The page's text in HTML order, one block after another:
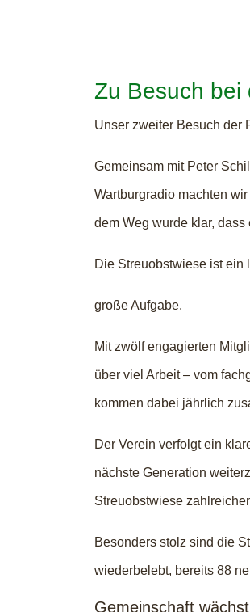
Zu Besuch bei
Unser zweiter Besuch der
Gemeinsam mit Peter
Wartburgradio machten
dem Weg wurde klar,
Die Streuobstwiese ist ein
große Aufgabe.
Mit zwölf engagierten
über viel Arbeit – vom
kommen dabei jährlich
Der Verein verfolgt ein
nächste Generation
Streuobstwiese
Besonders stolz sind die
wiederbelebt, bereits 88
Gemeinschaft